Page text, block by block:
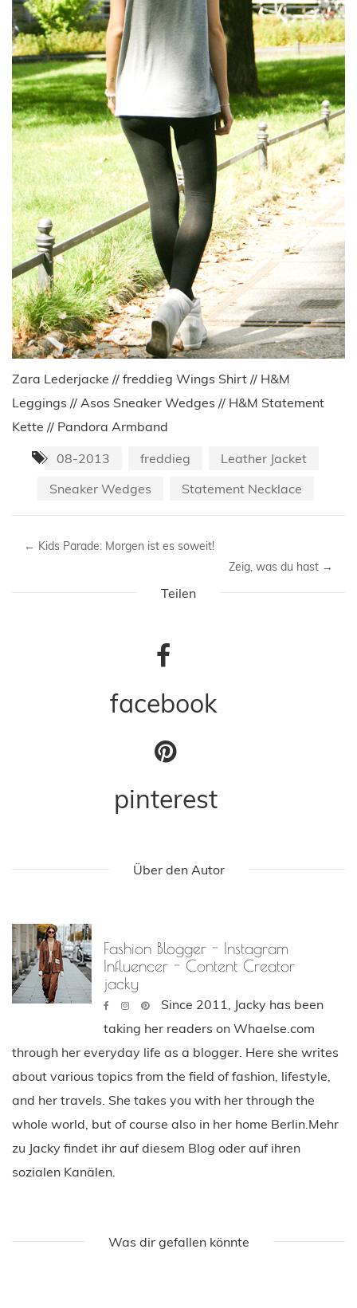
Zara Lederjacke // freddieg Wings Shirt // H&M
Leggings // Asos Sneaker Wedges // H&M Statement
Kette // Pandora Armband
08-2013
freddieg
Leather Jacket
Sneaker Wedges
Statement Necklace
← Kids Parade: Morgen ist es soweit!
Zeig, was du hast →
Teilen
facebook
pinterest
Über den Autor
Fashion Blogger - Instagram
Influencer - Content Creator
jacky
Since 2011, Jacky has been
taking her readers on Whaelse.com
through her everyday life as a blogger. Here she writes
about various topics from the field of fashion, lifestyle,
and her travels. She takes you with her through the
whole world, but of course also in her home Berlin.Mehr
zu Jacky findet ihr auf diesem Blog oder auf ihren
sozialen Kanälen.
Was dir gefallen könnte